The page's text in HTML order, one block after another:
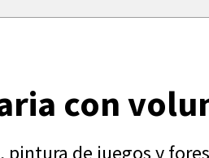
con
pintura de juegos y